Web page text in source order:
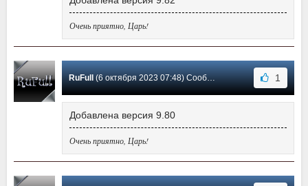
Очень приятно, Царь!
RuFull(6 октября 2023 07:48) Сообщение #25 1
Добавлена версия 9.80
Очень приятно, Царь!